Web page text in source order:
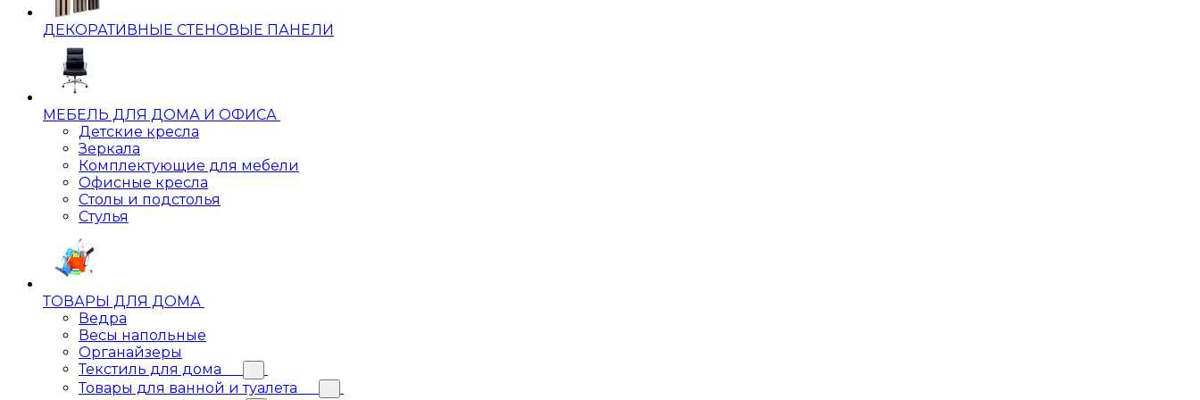
ДЕКОРАТИВНЫЕ СТЕНОВЫЕ ПАНЕЛИ
МЕБЕЛЬ ДЛЯ ДОМА И ОФИСА
Детские кресла
Зеркала
Комплектующие для мебели
Офисные кресла
Столы и подстолья
Стулья
ТОВАРЫ ДЛЯ ДОМА
Ведра
Весы напольные
Органайзеры
Текстиль для дома
Товары для ванной и туалета